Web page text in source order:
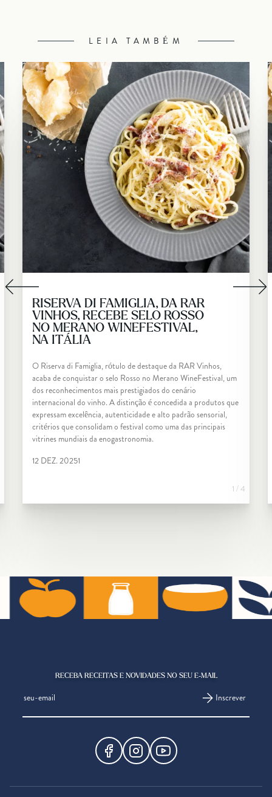
LEIA TAMBÉM
RISERVA DI FAMIGLIA, DA RAR
VINHOS, RECEBE SELO ROSSO
NO MERANO WINEFESTIVAL,
NA ITÁLIA
O Riserva di Famiglia, rótulo de destaque da RAR Vinhos,
acaba de conquistar o selo Rosso no Merano WineFestival, um
dos reconhecimentos mais prestigiados do cenário
internacional do vinho. A distinção é concedida a produtos que
expressam excelência, autenticidade e alto padrão sensorial,
critérios que consolidam o festival como uma das principais
vitrines mundiais da enogastronomia.
12 DEZ. 20251
1 / 4
RECEBA RECEITAS E NOVIDADES NO SEU E-MAIL
Inscrever